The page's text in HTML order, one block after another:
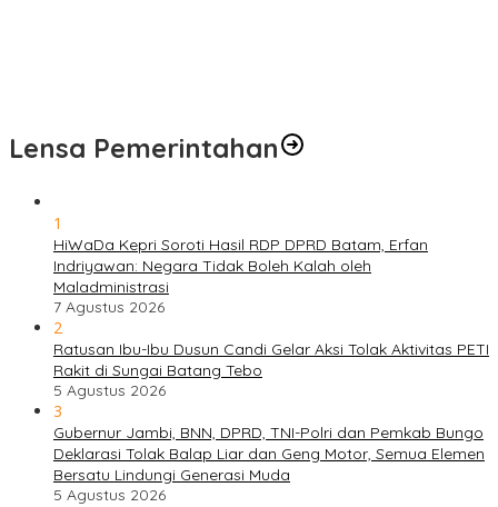
Lensa Pemerintahan
1
HiWaDa Kepri Soroti Hasil RDP DPRD Batam, Erfan
Indriyawan: Negara Tidak Boleh Kalah oleh
Maladministrasi
7 Agustus 2026
2
Ratusan Ibu-Ibu Dusun Candi Gelar Aksi Tolak Aktivitas PETI
Rakit di Sungai Batang Tebo
5 Agustus 2026
3
Gubernur Jambi, BNN, DPRD, TNI-Polri dan Pemkab Bungo
Deklarasi Tolak Balap Liar dan Geng Motor, Semua Elemen
Bersatu Lindungi Generasi Muda
5 Agustus 2026